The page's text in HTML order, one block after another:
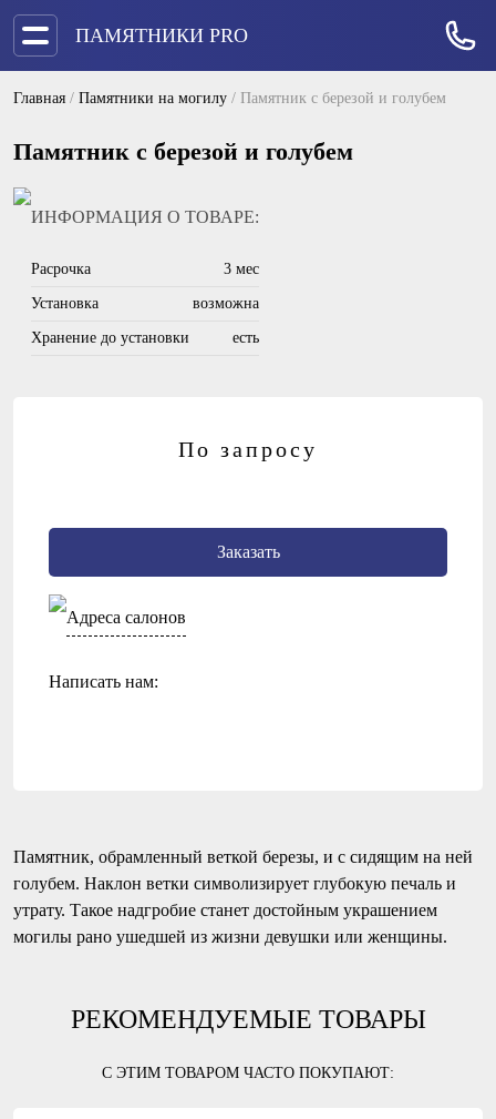
ПАМЯТНИКИ PRO
Главная / Памятники на могилу / Памятник с березой и голубем
Памятник с березой и голубем
ИНФОРМАЦИЯ О ТОВАРЕ:
Расрочка 3 мес
Установка возможна
Хранение до установки есть
По запросу
Заказать
Адреса салонов
Написать нам:
Памятник, обрамленный веткой березы, и с сидящим на ней
голубем. Наклон ветки символизирует глубокую печаль и
утрату. Такое надгробие станет достойным украшением
могилы рано ушедшей из жизни девушки или женщины.
РЕКОМЕНДУЕМЫЕ ТОВАРЫ
С ЭТИМ ТОВАРОМ ЧАСТО ПОКУПАЮТ: